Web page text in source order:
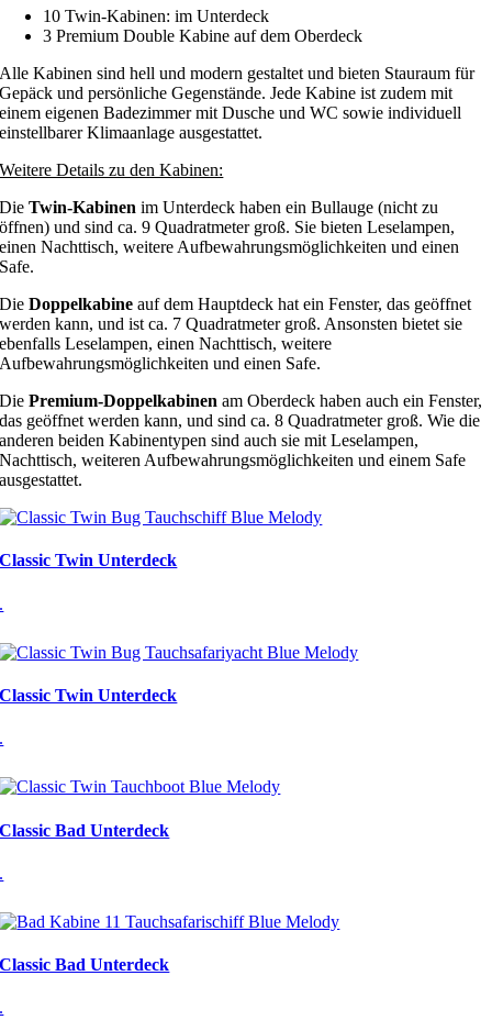
10 Twin-Kabinen: im Unterdeck
3 Premium Double Kabine auf dem Oberdeck
Alle Kabinen sind hell und modern gestaltet und bieten Stauraum für
Gepäck und persönliche Gegenstände. Jede Kabine ist zudem mit
einem eigenen Badezimmer mit Dusche und WC sowie individuell
einstellbarer Klimaanlage ausgestattet.
Weitere Details zu den Kabinen:
DieTwin-Kabinen im Unterdeck haben ein Bullauge (nicht zu
öffnen) und sind ca. 9 Quadratmeter groß. Sie bieten Leselampen,
einen Nachttisch, weitere Aufbewahrungsmöglichkeiten und einen
Safe.
DieDoppelkabine auf dem Hauptdeck hat ein Fenster, das geöffnet
werden kann, und ist ca. 7 Quadratmeter groß. Ansonsten bietet sie
ebenfalls Leselampen, einen Nachttisch, weitere
Aufbewahrungsmöglichkeiten und einen Safe.
DiePremium-Doppelkabinen am Oberdeck haben auch ein Fenster,
das geöffnet werden kann, und sind ca. 8 Quadratmeter groß. Wie die
anderen beiden Kabinentypen sind auch sie mit Leselampen,
Nachttisch, weiteren Aufbewahrungsmöglichkeiten und einem Safe
ausgestattet.
Classic Twin Unterdeck
.
Classic Twin Unterdeck
.
Classic Bad Unterdeck
.
Classic Bad Unterdeck
.